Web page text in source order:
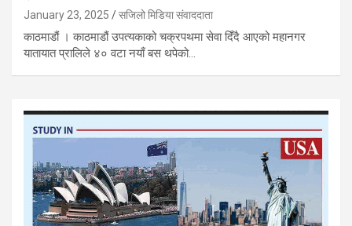
January 23, 2025 सजिलो मिडिया संवाददाता
काठमाडौं । काठमाडौं उपत्यकाको चक्रपथमा सेवा दिँदै आएको महानगर
यातायात प्रालिले ४० वटा नयाँ बस थपेको…